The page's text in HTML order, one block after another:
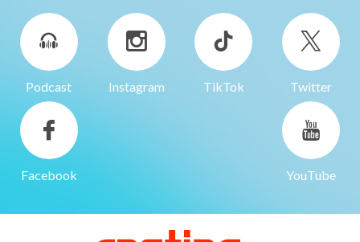
Podcast Instagram TikTok Twitter
Facebook YouTube